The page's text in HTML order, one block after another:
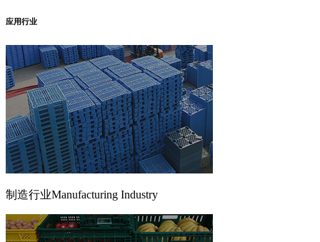
应用行业
制造行业Manufacturing Industry